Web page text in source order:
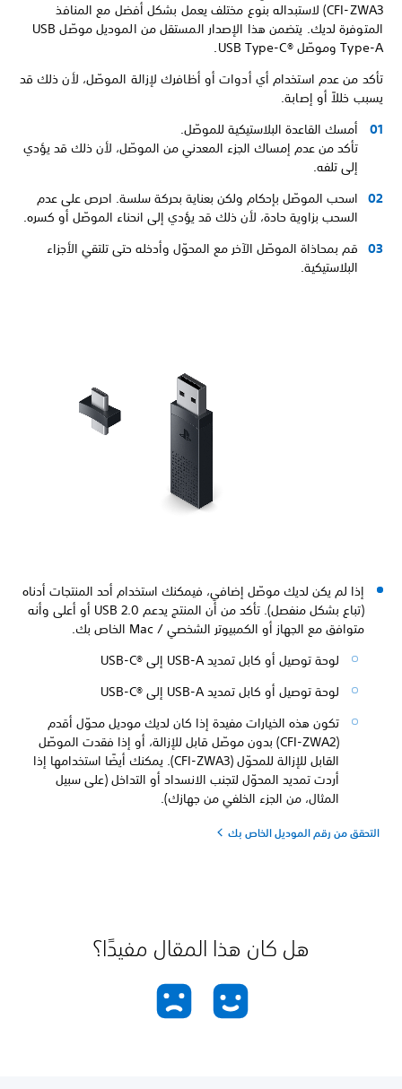
CFI-ZWA3) لاستبداله بنوع مختلف يعمل بشكل أفضل مع المنافذ
المتوفرة لديك. يتضمن هذا الإصدار المستقل من الموديل موصّل USB
Type-A وموصّل USB Type-C®‎.
تأكد من عدم استخدام أي أدوات أو أظافرك لإزالة الموصّل، لأن ذلك قد
يسبب خللاً أو إصابة.
أمسك القاعدة البلاستيكية للموصّل.
تأكد من عدم إمساك الجزء المعدني من الموصّل، لأن ذلك قد يؤدي
إلى تلفه.
اسحب الموصّل بإحكام ولكن بعناية بحركة سلسة. احرص على عدم
السحب بزاوية حادة، لأن ذلك قد يؤدي إلى انحناء الموصّل أو كسره.
قم بمحاذاة الموصّل الآخر مع المحوّل وأدخله حتى تلتقي الأجزاء
البلاستيكية.
إذا لم يكن لديك موصّل إضافي، فيمكنك استخدام أحد المنتجات أدناه
(تباع بشكل منفصل). تأكد من أن المنتج يدعم USB 2.0 أو أعلى وأنه
متوافق مع الجهاز أو الكمبيوتر الشخصي / Mac الخاص بك.
لوحة توصيل أو كابل تمديد USB-A إلى USB-C®‎
لوحة توصيل أو كابل تمديد USB-A إلى USB-C®‎
تكون هذه الخيارات مفيدة إذا كان لديك موديل محوّل أقدم
(CFI-ZWA2) بدون موصّل قابل للإزالة، أو إذا فقدت الموصّل
القابل للإزالة للمحوّل (CFI-ZWA3). يمكنك أيضًا استخدامها إذا
أردت تمديد المحوّل لتجنب الانسداد أو التداخل (على سبيل
المثال، من الجزء الخلفي من جهازك).
التحقق من رقم الموديل الخاص بك
هل كان هذا المقال مفيدًا؟